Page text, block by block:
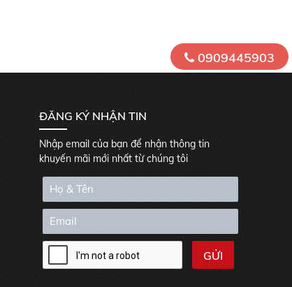
ĐĂNG KÝ NHẬN TIN
Nhập email của bạn để nhận thông tin
khuyến mãi mới nhất từ chúng tôi
0909445903